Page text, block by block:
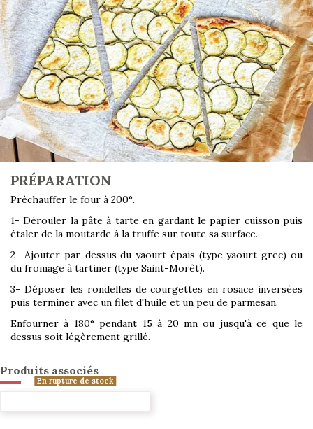
PRÉPARATION
Préchauffer le four à 200°.
1- Dérouler la pâte à tarte en gardant le papier cuisson puis
étaler de la moutarde à la truffe sur toute sa surface.
2- Ajouter par-dessus du yaourt épais (type yaourt grec) ou
du fromage à tartiner (type Saint-Morêt).
3- Déposer les rondelles de courgettes en rosace inversées
puis terminer avec un filet d'huile et un peu de parmesan.
Enfourner à 180° pendant 15 à 20 mn ou jusqu'à ce que le
dessus soit légèrement grillé.
Produits associés
En rupture de stock